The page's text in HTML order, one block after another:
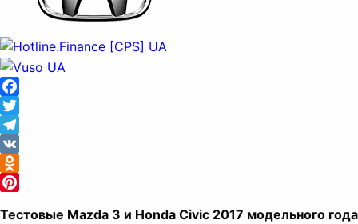
Facebook
Twitter
Telegram
VK
Odnoklassniki
Тестовые Mazda 3 и Honda Civic 2017 модельного